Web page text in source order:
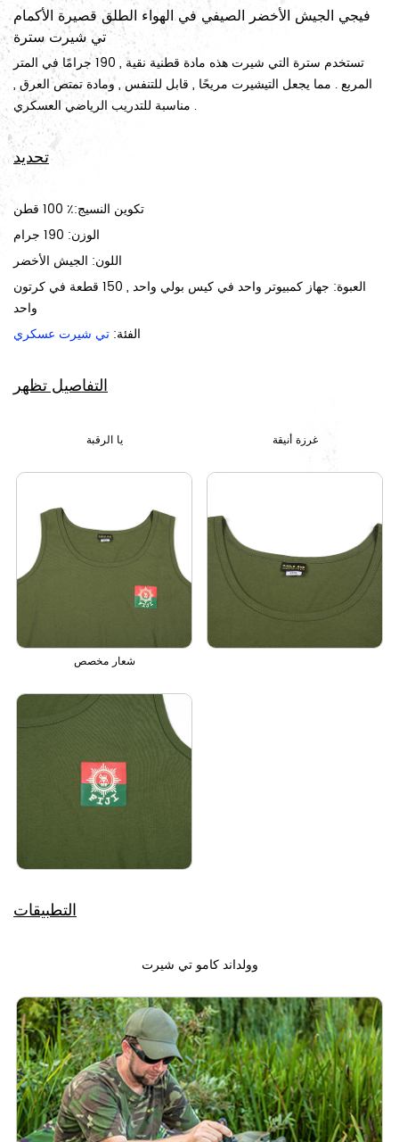
فيجي الجيش الأخضر الصيفي في الهواء الطلق قصيرة الأكمام
تي شيرت سترة
تستخدم سترة التي شيرت هذه مادة قطنية نقية , 190 جرامًا في المتر
المربع . مما يجعل التيشيرت مريحًا , قابل للتنفس , ومادة تمتص العرق ,
مناسبة للتدريب الرياضي العسكري .
تحديد
تكوين النسيج:٪ 100 قطن
الوزن: 190 جرام
اللون: الجيش الأخضر
العبوة: جهاز كمبيوتر واحد في كيس بولي واحد , 150 قطعة في كرتون
واحد
الفئة: تي شيرت عسكري
التفاصيل تظهر
يا الرقبة غرزة أنيقة
شعار مخصص
التطبيقات
وولداند كامو تي شيرت